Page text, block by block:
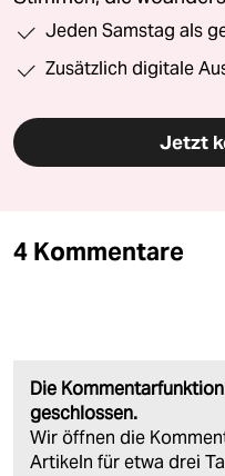
Jeden Samstag als
Zusätzlich digitale
Jetzt
4 Kommentare
Die
geschlossen.
Wir öffnen die
Artikeln für etwa drei